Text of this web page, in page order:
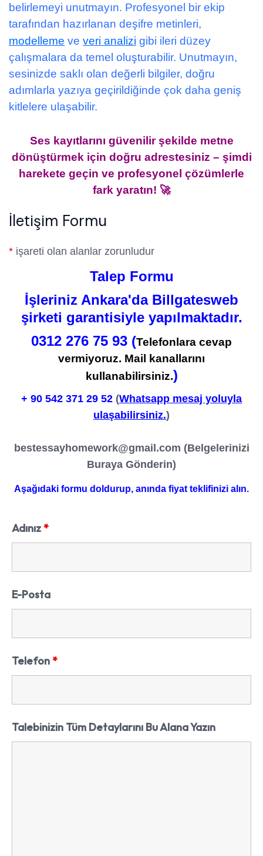
belirlemeyi unutmayın. Profesyonel bir ekip
tarafından hazırlanan deşifre metinleri,
modelleme ve veri analizi gibi ileri düzey
çalışmalara da temel oluşturabilir. Unutmayın,
sesinizde saklı olan değerli bilgiler, doğru
adımlarla yazıya geçirildiğinde çok daha geniş
kitlelere ulaşabilir.
Ses kayıtlarını güvenilir şekilde metne
dönüştürmek için doğru adrestesiniz – şimdi
harekete geçin ve profesyonel çözümlerle
fark yaratın! 🚀
İletişim Formu
* işareti olan alanlar zorunludur
Talep Formu
İşleriniz Ankara'da Billgatesweb
şirketi garantisiyle yapılmaktadır.
0312 276 75 93 (Telefonlara cevap
vermiyoruz. Mail kanallarını
kullanabilirsiniz.)
+ 90 542 371 29 52 (Whatsapp mesaj yoluyla
ulaşabilirsiniz.)
bestessayhomework@gmail.com (Belgelerinizi
Buraya Gönderin)
Aşağıdaki formu doldurup, anında fiyat teklifinizi alın.
Adınız*
E-Posta
Telefon*
Talebinizin Tüm Detaylarını Bu Alana Yazın